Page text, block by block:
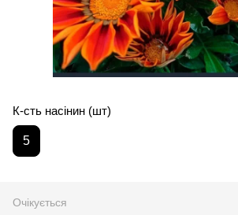
К-сть насінин (шт)
5
Очікується